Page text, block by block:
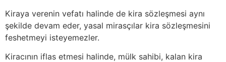
Kiraya verenin vefatı halinde de kira sözleşmesi aynı
şekilde devam eder, yasal mirasçılar kira sözleşmesini
feshetmeyi isteyemezler.
Kiracının iflas etmesi halinde, mülk sahibi, kalan kira